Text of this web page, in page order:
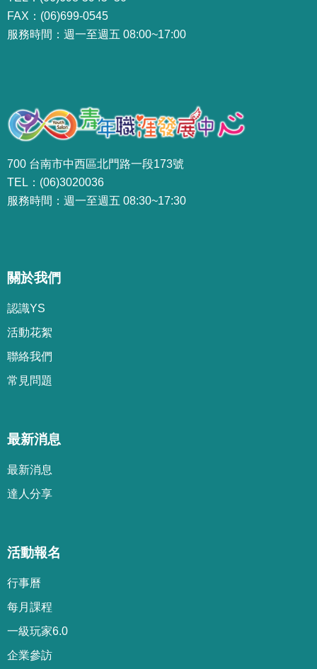
FAX：(06)699-0545
服務時間：週一至週五 08:00~17:00
700 台南市中西區北門路一段173號
TEL：(06)3020036
服務時間：週一至週五 08:30~17:30
關於我們
認識YS
活動花絮
聯絡我們
常見問題
最新消息
最新消息
達人分享
活動報名
行事曆
每月課程
一級玩家6.0
企業參訪